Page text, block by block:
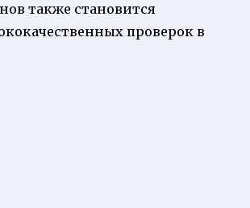
также становится
проверок в